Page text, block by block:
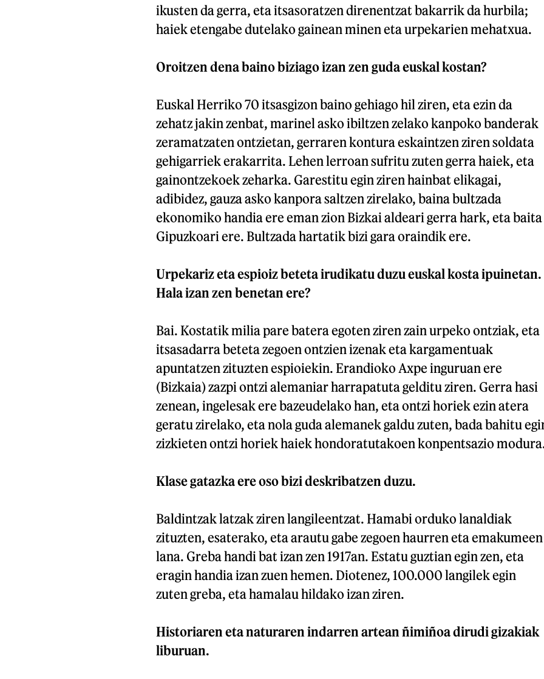
ikusten da gerra, eta itsasoratzen direnentzat bakarrik da hurbila;
haiek etengabe dutelako gainean minen eta urpekarien mehatxua.
Oroitzen dena baino biziago izan zen guda euskal kostan?
Euskal Herriko 70 itsasgizon baino gehiago hil ziren, eta ezin da
zehatz jakin zenbat, marinel asko ibiltzen zelako kanpoko banderak
zeramatzaten ontzietan, gerraren kontura eskaintzen ziren soldata
gehigarriek erakarrita. Lehen lerroan sufritu zuten gerra haiek, eta
gainontzekoek zeharka. Garestitu egin ziren hainbat elikagai,
adibidez, gauza asko kanpora saltzen zirelako, baina bultzada
ekonomiko handia ere eman zion Bizkai aldeari gerra hark, eta baita
Gipuzkoari ere. Bultzada hartatik bizi gara oraindik ere.
Urpekariz eta espioiz beteta irudikatu duzu euskal kosta ipuinetan.
Hala izan zen benetan ere?
Bai. Kostatik milia pare batera egoten ziren zain urpeko ontziak, eta
itsasadarra beteta zegoen ontzien izenak eta kargamentuak
apuntatzen zituzten espioiekin. Erandioko Axpe inguruan ere
(Bizkaia) zazpi ontzi alemaniar harrapatuta gelditu ziren. Gerra hasi
zenean, ingelesak ere bazeudelako han, eta ontzi horiek ezin atera
geratu zirelako, eta nola guda alemanek galdu zuten, bada bahitu
zizkieten ontzi horiek haiek hondoratutakoen konpentsazio
Klase gatazka ere oso bizi deskribatzen duzu.
Baldintzak latzak ziren langileentzat. Hamabi orduko lanaldiak
zituzten, esaterako, eta arautu gabe zegoen haurren eta emakumeen
lana. Greba handi bat izan zen 1917an. Estatu guztian egin zen, eta
eragin handia izan zuen hemen. Diotenez, 100.000 langilek egin
zuten greba, eta hamalau hildako izan ziren.
Historiaren eta naturaren indarren artean ñimiñoa dirudi gizakiak
liburuan.